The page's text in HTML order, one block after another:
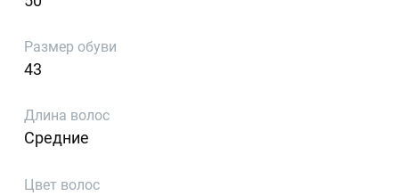
Размер обуви
43
Длина волос
Средние
Цвет волос